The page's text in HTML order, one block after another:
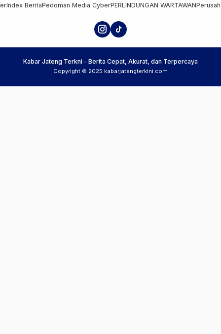
Index BeritaPedoman Media CyberPERLINDUNGAN WARTAWAN
Kabar Jateng Terkni - Berita Cepat, Akurat, dan Terpercaya
Copyright © 2025 kabarjatengterkini.com